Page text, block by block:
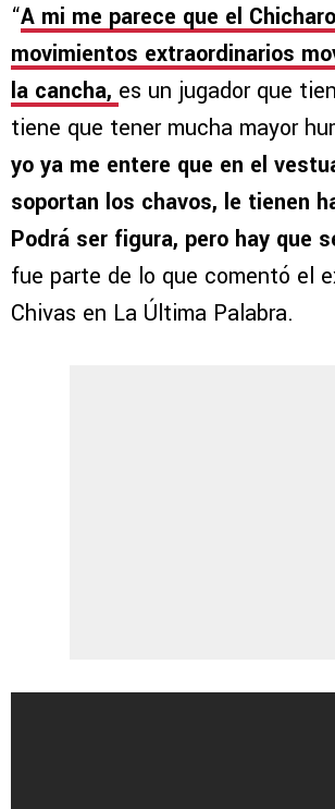
“A mi me parece que el
movimientos extraordinarios
la cancha, es un jugador que
tiene que tener mucha mayor
yo ya me entere que en el
soportan los chavos, le tienen
Podrá ser figura, pero hay que
fue parte de lo que comentó el
Chivas en La Última Palabra.